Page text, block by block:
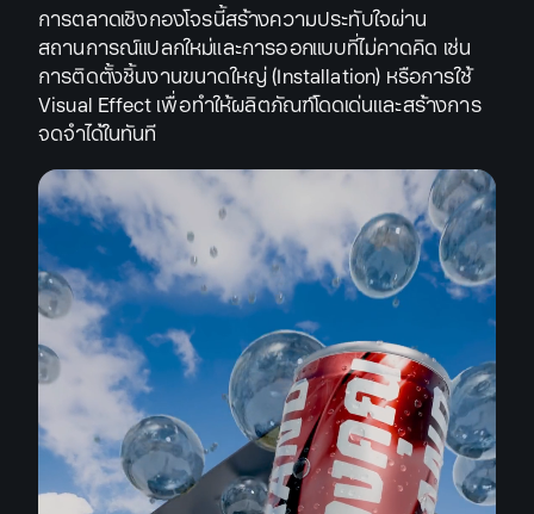
การตลาดเชิงกองโจรนี้สร้างความประทับใจผ่าน
สถานการณ์แปลกใหม่และการออกแบบที่ไม่คาดคิด เช่น
การติดตั้งชิ้นงานขนาดใหญ่ (Installation) หรือการใช้
Visual Effect เพื่อทำให้ผลิตภัณฑ์โดดเด่นและสร้างการ
จดจำได้ในทันที